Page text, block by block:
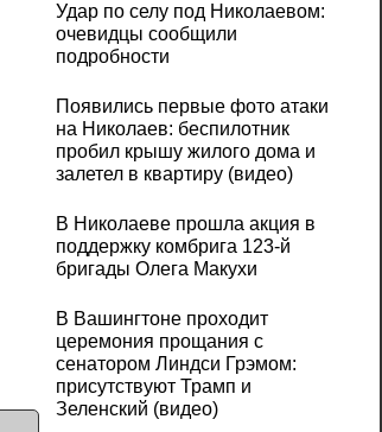
Удар по селу под Николаевом:
очевидцы сообщили
подробности
Появились первые фото атаки
на Николаев: беспилотник
пробил крышу жилого дома и
залетел в квартиру (видео)
В Николаеве прошла акция в
поддержку комбрига 123-й
бригады Олега Макухи
В Вашингтоне проходит
церемония прощания с
сенатором Линдси Грэмом:
присутствуют Трамп и
Зеленский (видео)